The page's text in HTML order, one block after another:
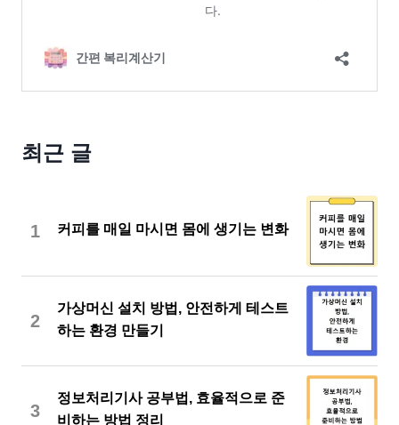
최근 글
1 커피를 매일 마시면 몸에 생기는 변화
2
가상머신 설치 방법, 안전하게 테스트
하는 환경 만들기
3
정보처리기사 공부법, 효율적으로 준
비하는 방법 정리